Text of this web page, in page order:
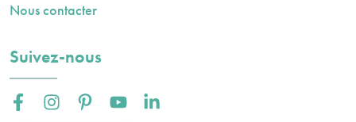
Nous contacter
Suivez-nous
Facebook :Instagram :Pinterest :Youtube :Linkedin :